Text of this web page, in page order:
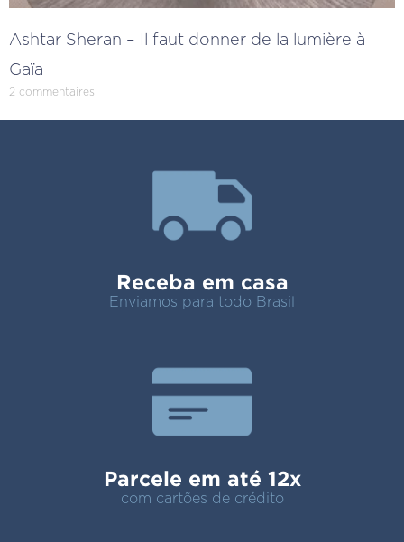
Ashtar Sheran – Il faut donner de la lumière à
Gaïa
2 commentaires
Receba em casa
Enviamos para todo Brasil
Parcele em até 12x
com cartões de crédito